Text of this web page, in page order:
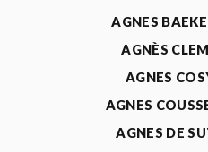
AGNES
AGNÈS
AGNES
AGNES
AGNES DE